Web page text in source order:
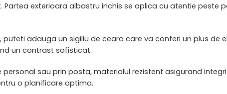
Partea exterioara albastru inchis se aplica cu atentie
puteti adauga un sigiliu de ceara care va conferi un plus
un contrast sofisticat.
sau prin posta, materialul rezistent asigurand
o planificare optima.